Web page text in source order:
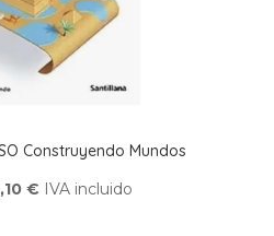
Construyendo Mundos
€ El
IVA incluido